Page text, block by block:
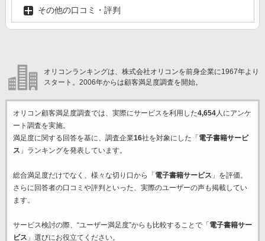
その他の口コミ・評判
オリコンランキングは、株式会社オリコンを前身企業に1967年より
スタート。2006年からは顧客満足度調査を開始。
オリコン顧客満足度調査では、実際にサービスを利用した4,654人にアンケ
ート調査を実施。
満足度に関する回答を基に、調査企業16社を対象にした「 電子書籍サービ
ス 」ランキングを発表しています。
総合満足度だけでなく、様々な切り口から「 電子書籍サービス 」を評価。
さらに回答者の口コミや評判といった、実際のユーザーの声も掲載してい
ます。
サービス検討の際、“ユーザー満足度”からも比較することで「 電子書籍サー
ビス 」選びにお役立てください。